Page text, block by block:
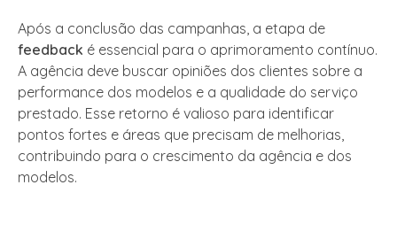
Após a conclusão das campanhas, a etapa de
feedback é essencial para o aprimoramento contínuo.
A agência deve buscar opiniões dos clientes sobre a
performance dos modelos e a qualidade do serviço
prestado. Esse retorno é valioso para identificar
pontos fortes e áreas que precisam de melhorias,
contribuindo para o crescimento da agência e dos
modelos.